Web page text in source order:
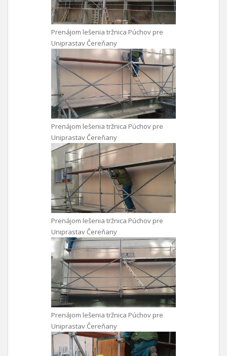
Prenájom lešenia tržnica Púchov pre
Uniprastav Čereňany
Prenájom lešenia tržnica Púchov pre
Uniprastav Čereňany
Prenájom lešenia tržnica Púchov pre
Uniprastav Čereňany
Prenájom lešenia tržnica Púchov pre
Uniprastav Čereňany